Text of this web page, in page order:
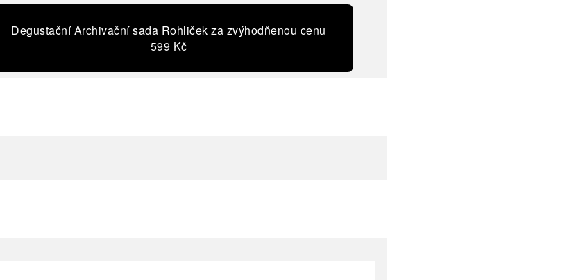
Degustační Archivační sada Rohliček za zvýhodňenou cenu
599 Kč